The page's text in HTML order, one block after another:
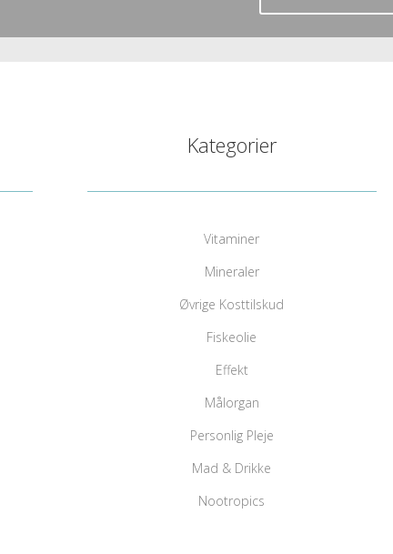
Kategorier
Vitaminer
Mineraler
Øvrige Kosttilskud
Fiskeolie
Effekt
Målorgan
Personlig Pleje
Mad & Drikke
Nootropics